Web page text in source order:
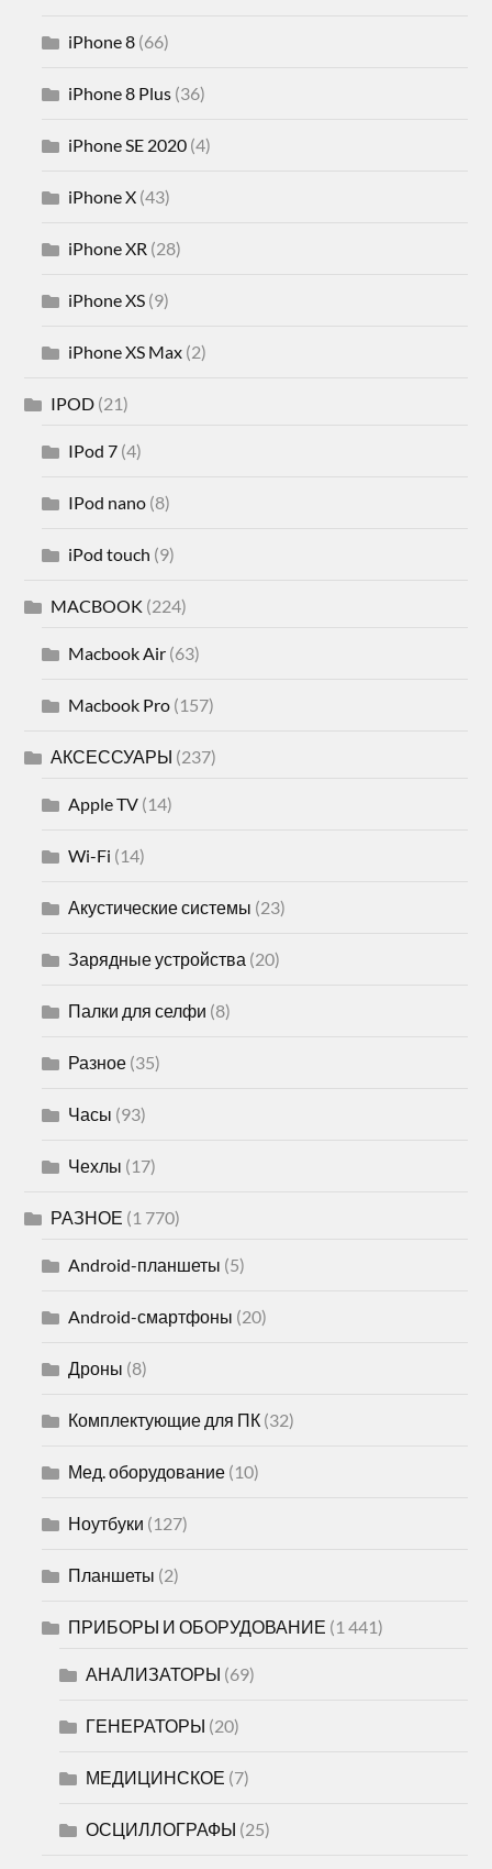
iPhone 8 (66)
iPhone 8 Plus (36)
iPhone SE 2020 (4)
iPhone X (43)
iPhone XR (28)
iPhone XS (9)
iPhone XS Max (2)
IPOD (21)
IPod 7 (4)
IPod nano (8)
iPod touch (9)
MACBOOK (224)
Macbook Air (63)
Macbook Pro (157)
АКСЕССУАРЫ (237)
Apple TV (14)
Wi-Fi (14)
Акустические системы (23)
Зарядные устройства (20)
Палки для селфи (8)
Разное (35)
Часы (93)
Чехлы (17)
РАЗНОЕ (1 770)
Android-планшеты (5)
Android-смартфоны (20)
Дроны (8)
Комплектующие для ПК (32)
Мед. оборудование (10)
Ноутбуки (127)
Планшеты (2)
ПРИБОРЫ И ОБОРУДОВАНИЕ (1 441)
АНАЛИЗАТОРЫ (69)
ГЕНЕРАТОРЫ (20)
МЕДИЦИНСКОЕ (7)
ОСЦИЛЛОГРАФЫ (25)